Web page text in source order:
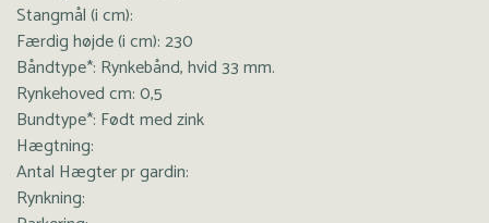
Stangmål (i cm):
Færdig højde (i cm): 230
Båndtype*: Rynkebånd, hvid 33 mm.
Rynkehoved cm: 0,5
Bundtype*: Født med zink
Hægtning:
Antal Hægter pr gardin:
Rynkning: